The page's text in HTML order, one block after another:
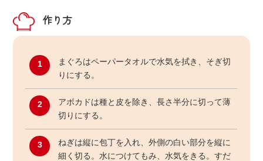
作り方
1
まぐろはペーパータオルで水気を拭き、そぎ切
りにする。
2
アボカドは種と皮を除き、長さ半分に切って薄
切りにする。
3
ねぎは縦に包丁を入れ、外側の白い部分を縦に
細く切る。水につけてもみ、水気をきる。すだ